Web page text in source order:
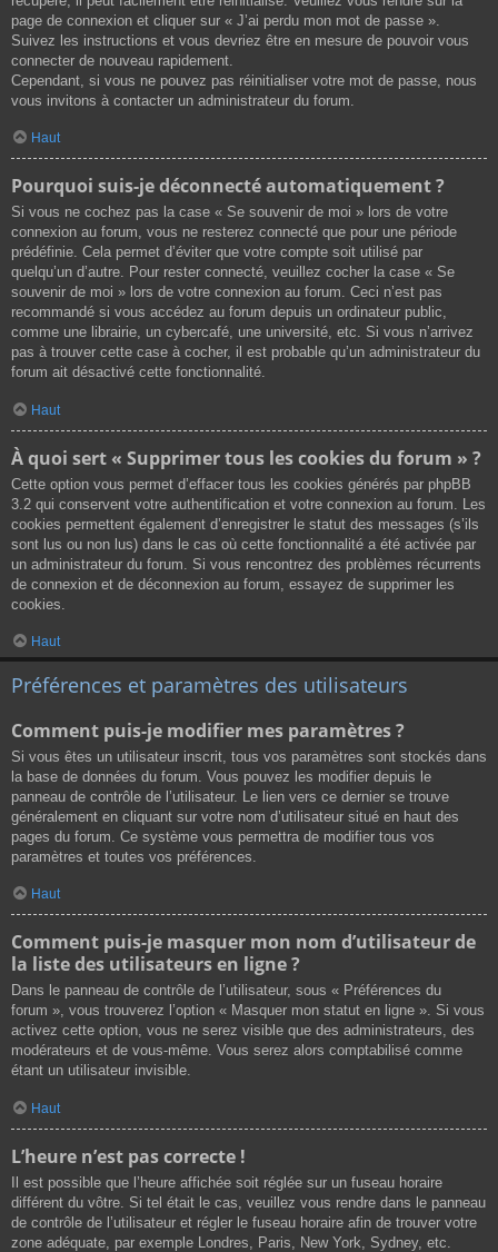
page de connexion et cliquer sur « J’ai perdu mon mot de passe ».
Suivez les instructions et vous devriez être en mesure de pouvoir vous
connecter de nouveau rapidement.
Cependant, si vous ne pouvez pas réinitialiser votre mot de passe, nous
vous invitons à contacter un administrateur du forum.
Haut
Pourquoi suis-je déconnecté automatiquement ?
Si vous ne cochez pas la case « Se souvenir de moi » lors de votre
connexion au forum, vous ne resterez connecté que pour une période
prédéfinie. Cela permet d’éviter que votre compte soit utilisé par
quelqu’un d’autre. Pour rester connecté, veuillez cocher la case « Se
souvenir de moi » lors de votre connexion au forum. Ceci n’est pas
recommandé si vous accédez au forum depuis un ordinateur public,
comme une librairie, un cybercafé, une université, etc. Si vous n’arrivez
pas à trouver cette case à cocher, il est probable qu’un administrateur du
forum ait désactivé cette fonctionnalité.
Haut
À quoi sert « Supprimer tous les cookies du forum » ?
Cette option vous permet d’effacer tous les cookies générés par phpBB
3.2 qui conservent votre authentification et votre connexion au forum. Les
cookies permettent également d’enregistrer le statut des messages (s’ils
sont lus ou non lus) dans le cas où cette fonctionnalité a été activée par
un administrateur du forum. Si vous rencontrez des problèmes récurrents
de connexion et de déconnexion au forum, essayez de supprimer les
cookies.
Haut
Préférences et paramètres des utilisateurs
Comment puis-je modifier mes paramètres ?
Si vous êtes un utilisateur inscrit, tous vos paramètres sont stockés dans
la base de données du forum. Vous pouvez les modifier depuis le
panneau de contrôle de l’utilisateur. Le lien vers ce dernier se trouve
généralement en cliquant sur votre nom d’utilisateur situé en haut des
pages du forum. Ce système vous permettra de modifier tous vos
paramètres et toutes vos préférences.
Haut
Comment puis-je masquer mon nom d’utilisateur de
la liste des utilisateurs en ligne ?
Dans le panneau de contrôle de l’utilisateur, sous « Préférences du
forum », vous trouverez l’option « Masquer mon statut en ligne ». Si vous
activez cette option, vous ne serez visible que des administrateurs, des
modérateurs et de vous-même. Vous serez alors comptabilisé comme
étant un utilisateur invisible.
Haut
L’heure n’est pas correcte !
Il est possible que l’heure affichée soit réglée sur un fuseau horaire
différent du vôtre. Si tel était le cas, veuillez vous rendre dans le panneau
de contrôle de l’utilisateur et régler le fuseau horaire afin de trouver votre
zone adéquate, par exemple Londres, Paris, New York, Sydney, etc.